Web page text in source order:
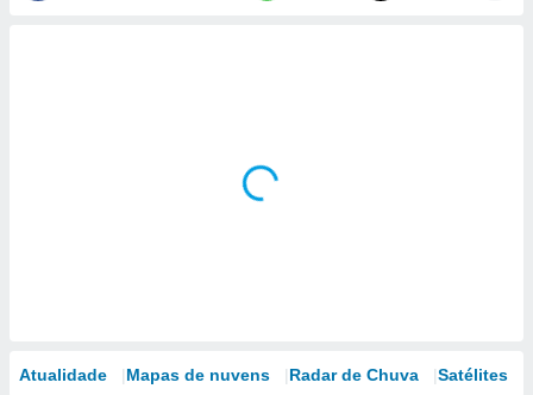
Atualidade Mapas de nuvens Radar de Chuva Satélites